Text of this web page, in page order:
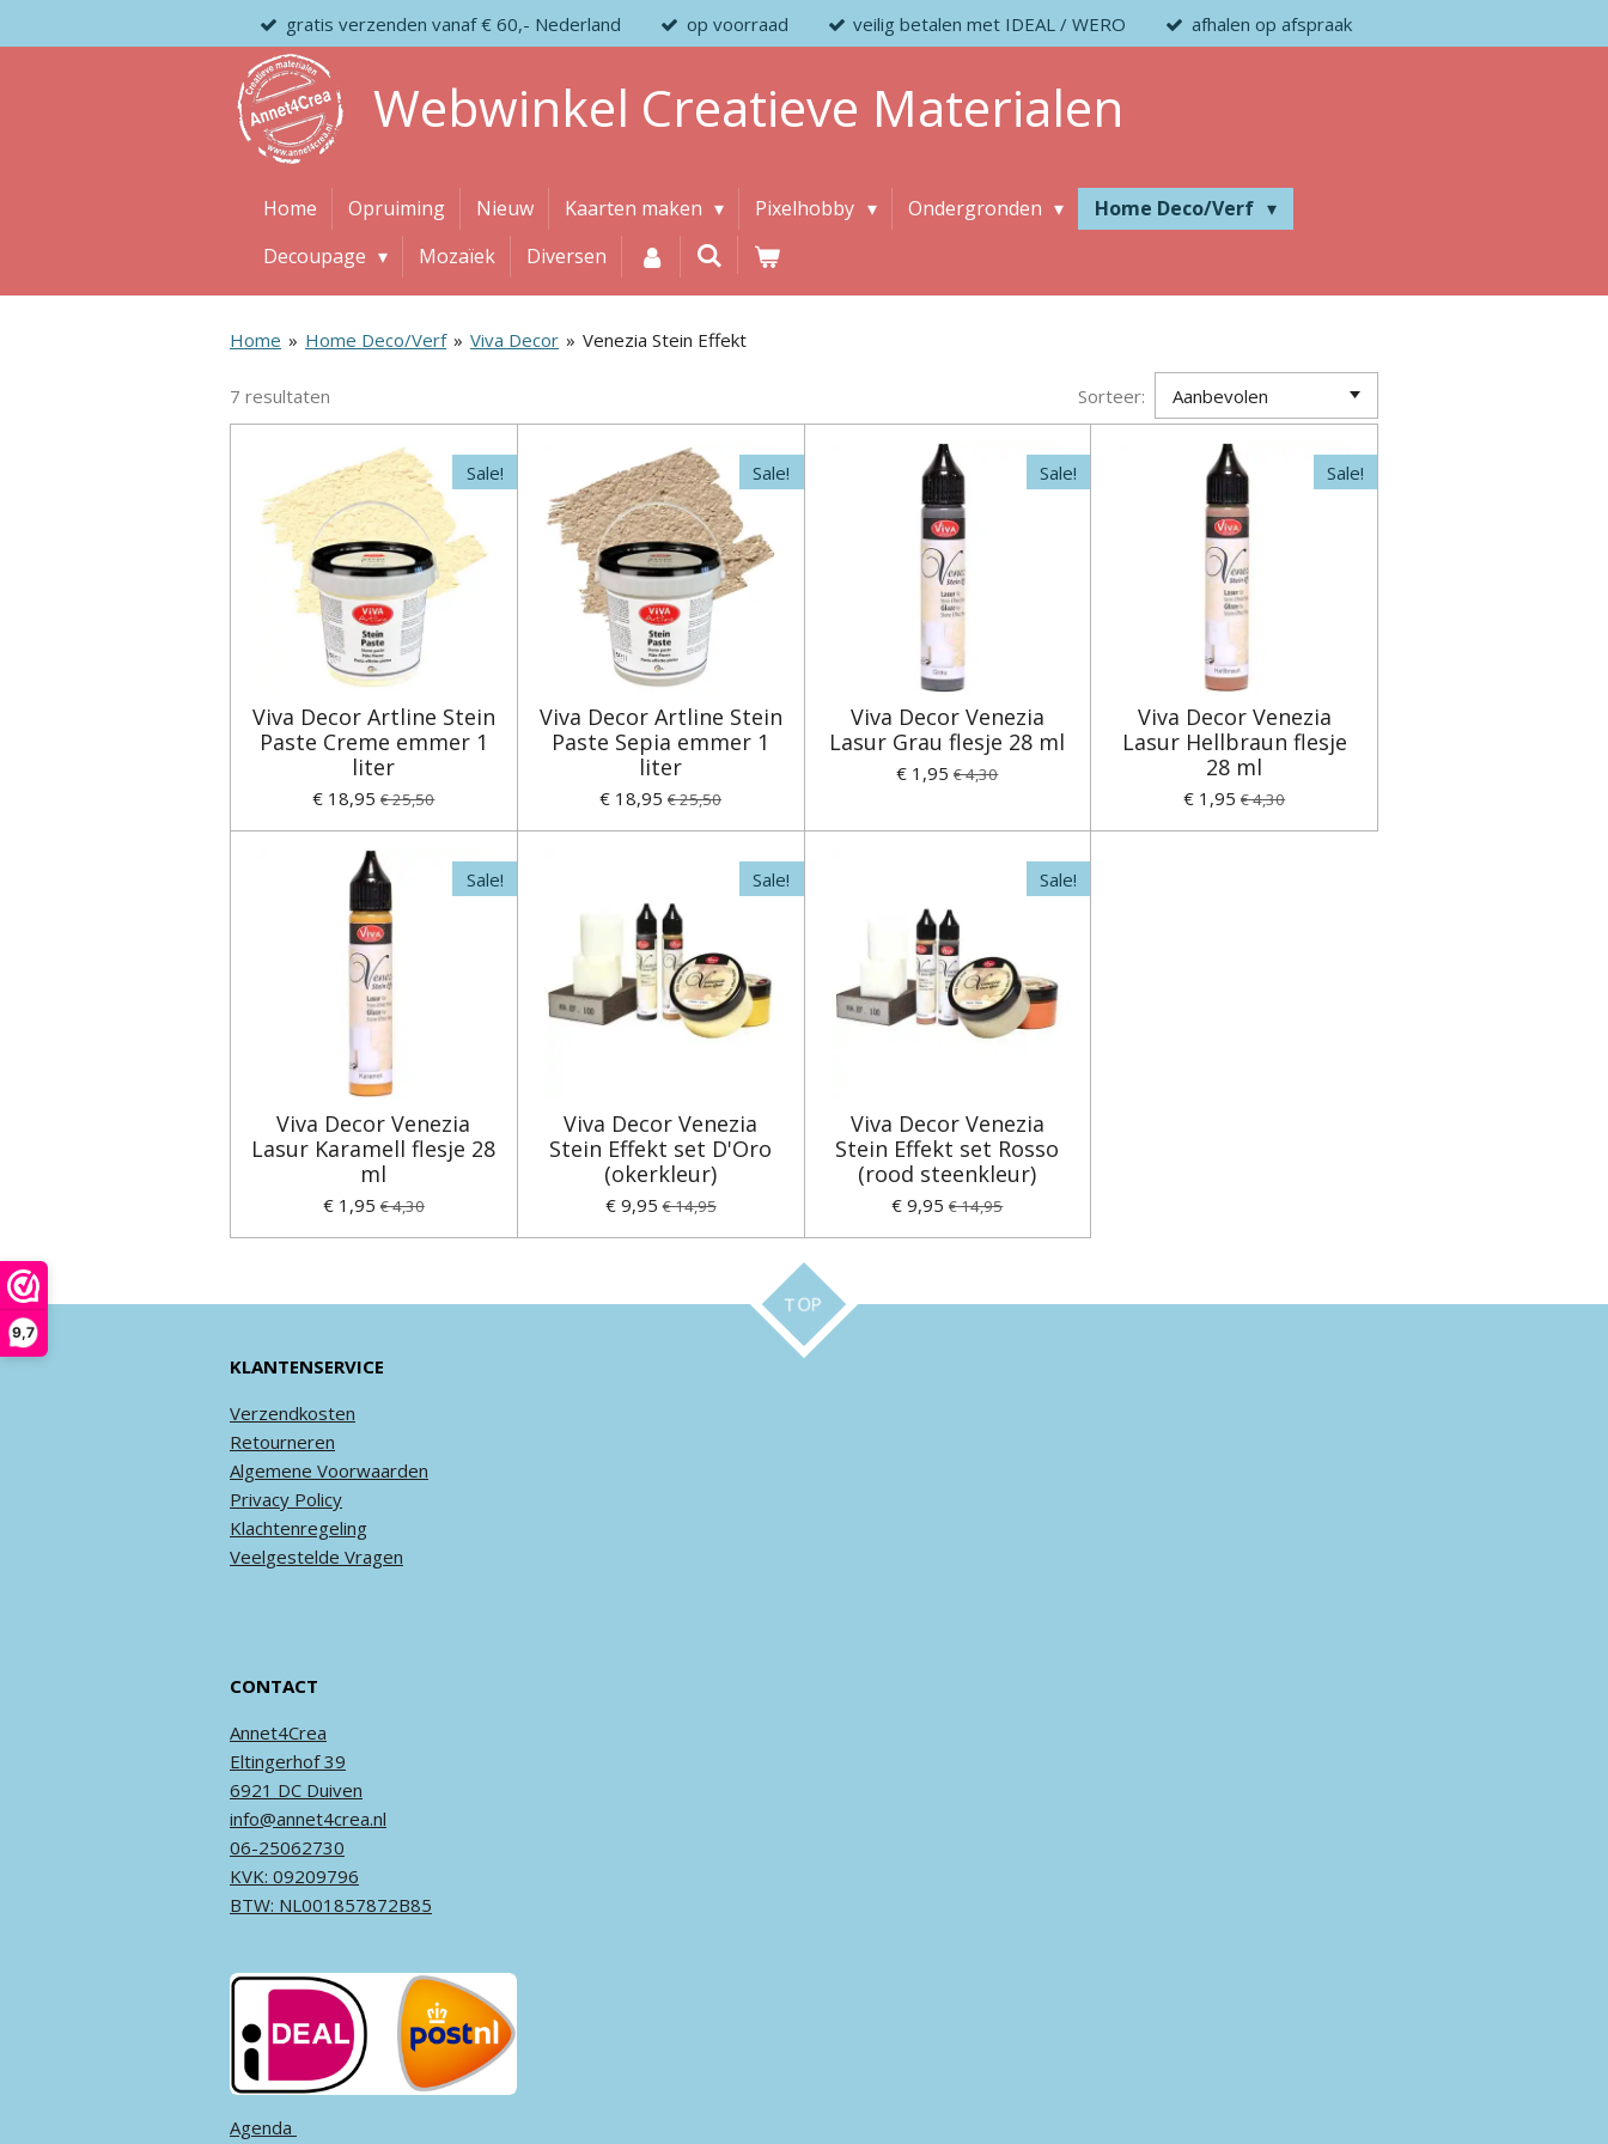
9,7
direct
gratis verzenden vanaf € 60,- Nederland op voorraad veilig betalen met IDEAL / WERO afhalen op afspraak
Webwinkel Creatieve Materialen
Home Opruiming Nieuw Kaarten maken Pixelhobby Ondergronden
Home Deco/Verf
Decoupage
Mozaïek Diversen
Home » Home Deco/Verf » Viva Decor » Venezia Stein Effekt
7 resultaten Sorteer:
Sale!
Viva Decor Artline Stein
Paste Creme emmer 1
liter
€ 18,95 € 25,50
Sale!
Viva Decor Artline Stein
Paste Sepia emmer 1
liter
€ 18,95 € 25,50
Sale!
Viva Decor Venezia
Lasur Grau flesje 28 ml
€ 1,95 € 4,30
Sale!
Viva Decor Venezia
Lasur Hellbraun flesje
28 ml
€ 1,95 € 4,30
Sale!
Viva Decor Venezia
Lasur Karamell flesje 28
ml
€ 1,95 € 4,30
Sale!
Viva Decor Venezia
Stein Effekt set D'Oro
(okerkleur)
€ 9,95 € 14,95
Sale!
Viva Decor Venezia
Stein Effekt set Rosso
(rood steenkleur)
€ 9,95 € 14,95
TOP
KLANTENSERVICE
Verzendkosten
Retourneren
Algemene Voorwaarden
Privacy Policy
Klachtenregeling
Veelgestelde Vragen
CONTACT
Annet4Crea
Eltingerhof 39
6921 DC Duiven
info@annet4crea.nl
06-25062730
KVK: 09209796
BTW: NL001857872B85
Agenda ​